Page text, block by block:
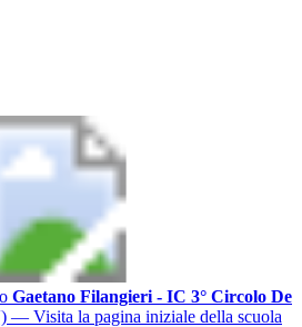
Gaetano Filangieri - IC 3° Circolo De
— Visita la pagina iniziale della scuola